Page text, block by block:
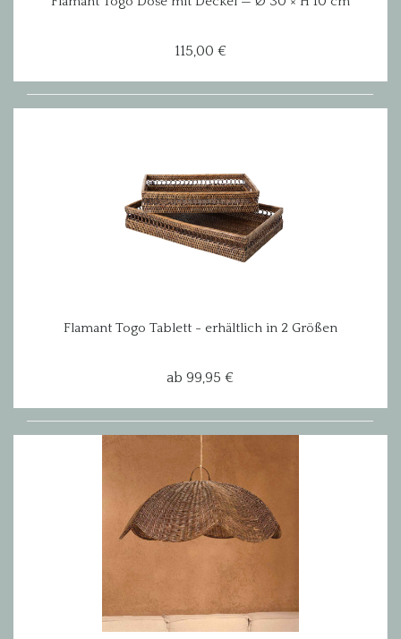
115,00 €
Flamant Togo Tablett - erhältlich in 2 Größen
ab 99,95 €